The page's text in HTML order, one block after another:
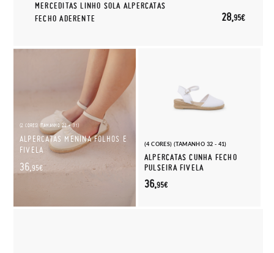
MERCEDITAS LINHO SOLA ALPERCATAS
FECHO ADERENTE
28,95€
(2 CORES) (TAMANHO 22 - 31)
ALPERCATAS MENINA FOLHOS E
FIVELA
36, 95€
(4 CORES) (TAMANHO 32 - 41)
ALPERCATAS CUNHA FECHO
PULSEIRA FIVELA
36,95€